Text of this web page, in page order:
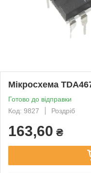
Мікросхема
Готово до відправки
Код: 9827
Роздріб
163,60 ₴